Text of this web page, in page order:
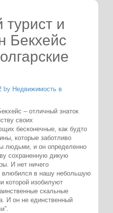
турист и
Бекхейс
by Недвижимость в
– отличный знаток
своих
бесконечные, как будто
которые заботливо
людьми, и он определенно
сохраненную дикую
И нет ничего
влюбился в нашу небольшую
которой изобилуют
скальные
И он не единственный